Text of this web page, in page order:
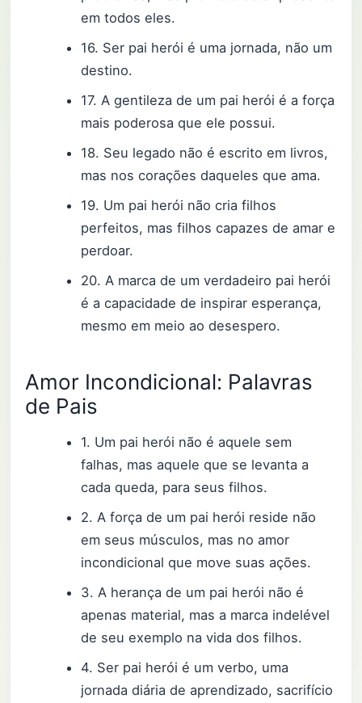
em todos eles.
16. Ser pai herói é uma jornada, não um
destino.
17. A gentileza de um pai herói é a força
mais poderosa que ele possui.
18. Seu legado não é escrito em livros,
mas nos corações daqueles que ama.
19. Um pai herói não cria filhos
perfeitos, mas filhos capazes de amar e
perdoar.
20. A marca de um verdadeiro pai herói
é a capacidade de inspirar esperança,
mesmo em meio ao desespero.
Amor Incondicional: Palavras
de Pais
1. Um pai herói não é aquele sem
falhas, mas aquele que se levanta a
cada queda, para seus filhos.
2. A força de um pai herói reside não
em seus músculos, mas no amor
incondicional que move suas ações.
3. A herança de um pai herói não é
apenas material, mas a marca indelével
de seu exemplo na vida dos filhos.
4. Ser pai herói é um verbo, uma
jornada diária de aprendizado, sacrifício